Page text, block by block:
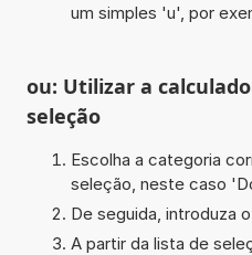
um simples 'u', por
ou: Utilizar a
seleção
Escolha a categoria
seleção, neste caso '
De seguida, introduza
A partir da lista de